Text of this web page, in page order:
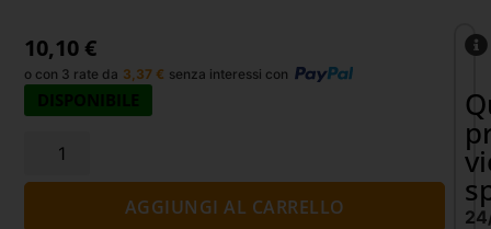
10,10 €
o con 3 rate da 3,37 € senza interessi con
DISPONIBILE
AGGIUNGI AL CARRELLO